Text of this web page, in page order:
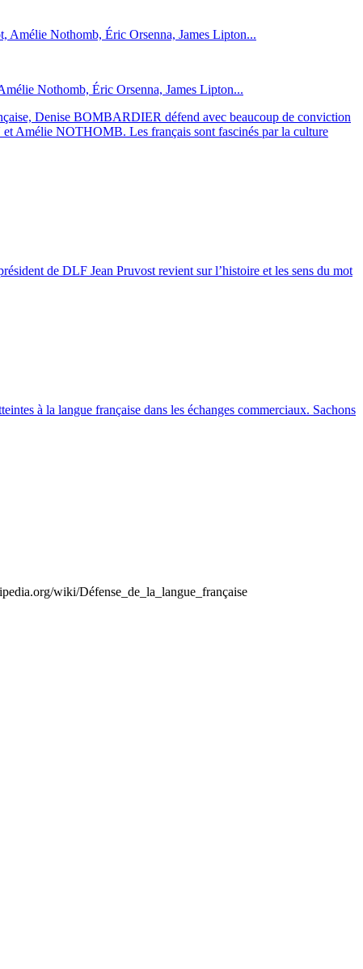
Nothomb, Éric Orsenna, James Lipton...
Denise BOMBARDIER défend avec beaucoup de conviction
et Amélie NOTHOMB. Les français sont fascinés par la culture
de DLF Jean Pruvost revient sur l’histoire et les sens du mot
à la langue française dans les échanges commerciaux. Sachons
wiki/Défense_de_la_langue_française